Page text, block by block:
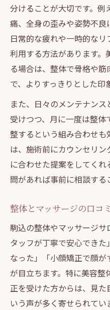
分けることが大切です。
痛、全身の歪みや姿勢不良
日常的な疲れや一時的な
利用する方法があります
る場合は、整体で骨格や
で、よりすっきりとした印
また、日々のメンテナン
受けつつ、月に一度は整
整するという組み合わせ
は、施術前にカウンセリ
に合わせた提案をしてく
問があれば事前に相談する
整体とマッサージの口コ
駒込の整体やマッサージ
タッフが丁寧で安心でき
なった」「小顔矯正で顔
が目立ちます。特に美容
正を受けた方からは、見
いう声が多く寄せられてい